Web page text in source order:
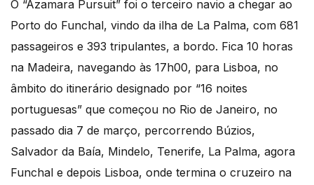
O “Azamara Pursuit” foi o terceiro navio a chegar ao
Porto do Funchal, vindo da ilha de La Palma, com 681
passageiros e 393 tripulantes, a bordo. Fica 10 horas
na Madeira, navegando às 17h00, para Lisboa, no
âmbito do itinerário designado por “16 noites
portuguesas” que começou no Rio de Janeiro, no
passado dia 7 de março, percorrendo Búzios,
Salvador da Baía, Mindelo, Tenerife, La Palma, agora
Funchal e depois Lisboa, onde termina o cruzeiro na